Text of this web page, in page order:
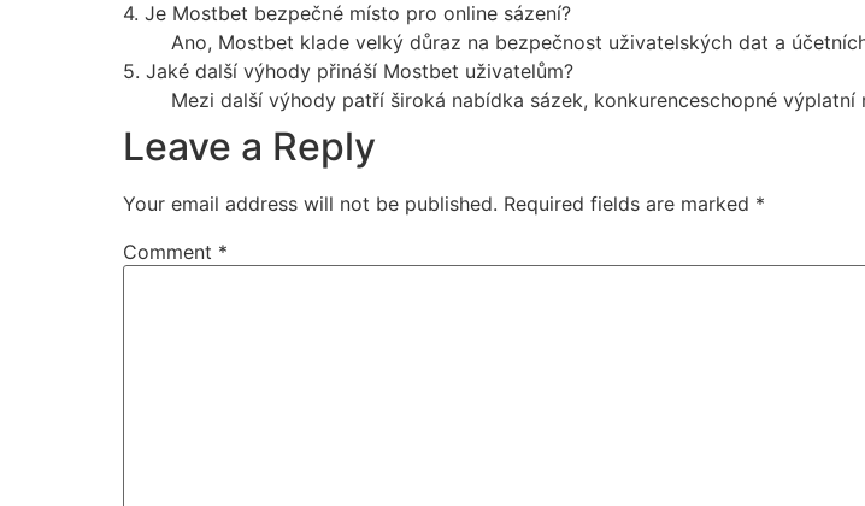
4. Je Mostbet bezpečné místo pro online sázení?
Ano, Mostbet klade velký důraz na bezpečnost uživatelských dat a
5. Jaké další výhody přináší Mostbet uživatelům?
Mezi další výhody patří široká nabídka sázek, konkurenceschopné
Leave a Reply
Your email address will not be published. Required fields are marked *
Comment *